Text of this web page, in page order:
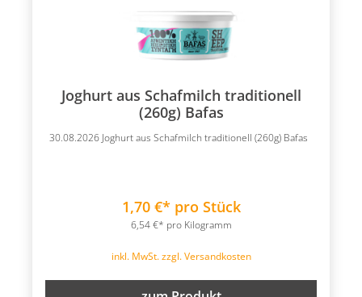
Joghurt aus Schafmilch traditionell
(260g) Bafas
1,70 €* pro Stück
6,54 €* pro Kilogramm
inkl. MwSt. zzgl. Versandkosten